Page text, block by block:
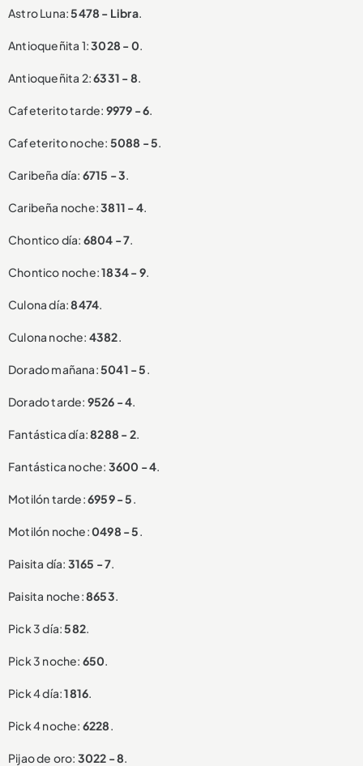
Astro Luna:5478 - Libra.
Antioqueñita 1:3028 - 0.
Antioqueñita 2:6331 - 8.
Cafeterito tarde: 9979 - 6.
Cafeterito noche: 5088 - 5.
Caribeña día: 6715 - 3.
Caribeña noche:3811 - 4.
Chontico día: 6804 - 7.
Chontico noche:1834 - 9.
Culona día:8474.
Culona noche: 4382.
Dorado mañana:5041 - 5.
Dorado tarde: 9526 - 4.
Fantástica día:8288 - 2.
Fantástica noche: 3600 - 4.
Motilón tarde:6959 - 5.
Motilón noche:0498 - 5.
Paisita día: 3165 - 7.
Paisita noche:8653.
Pick 3 día:582.
Pick 3 noche: 650.
Pick 4 día:1816.
Pick 4 noche: 6228.
Pijao de oro: 3022 - 8.